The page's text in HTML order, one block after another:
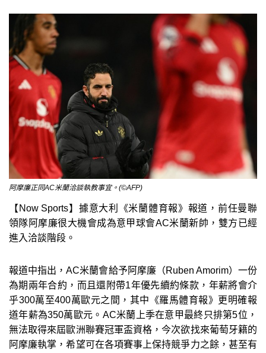
阿摩廉正同AC米蘭洽談執教事宜。(©AFP)
【Now Sports】據意大利《米蘭體育報》報道，前任曼聯
領隊阿摩廉很大機會成為意甲球會AC米蘭新帥，雙方已經
進入洽談階段。
報道中指出，AC米蘭會給予阿摩廉（Ruben Amorim）一份
為期兩年合約，而且還附帶1年優先續約條款，年薪將會介
乎300萬至400萬歐元之間，其中《羅馬體育報》更明確報
道年薪為350萬歐元。AC米蘭上季在意甲最終只排第5位，
無法取得來屆歐洲聯賽冠軍盃資格，今次欲找來葡萄牙籍的
阿摩廉執掌，希望可在各項賽事上保持競爭力之餘，甚至有